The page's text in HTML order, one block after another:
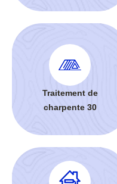
Traitement de
charpente 30